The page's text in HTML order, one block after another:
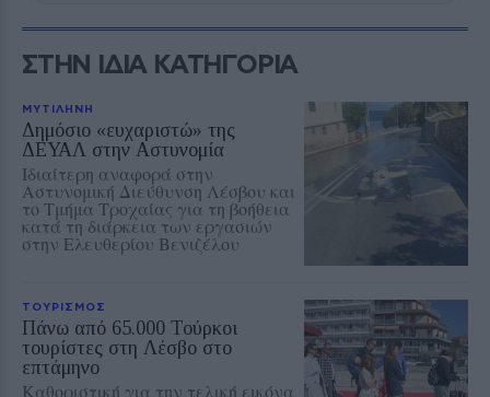
ΣΤΗΝ ΙΔΙΑ ΚΑΤΗΓΟΡΙΑ
ΜΥΤΙΛΗΝΗ
Δημόσιο «ευχαριστώ» της
ΔΕΥΑΛ στην Αστυνομία
Ιδιαίτερη αναφορά στην
Αστυνομική Διεύθυνση Λέσβου και
το Τμήμα Τροχαίας για τη βοήθεια
κατά τη διάρκεια των εργασιών
στην Ελευθερίου Βενιζέλου
ΤΟΥΡΙΣΜΟΣ
Πάνω από 65.000 Τούρκοι
τουρίστες στη Λέσβο στο
επτάμηνο
Καθοριστική για την τελική εικόνα